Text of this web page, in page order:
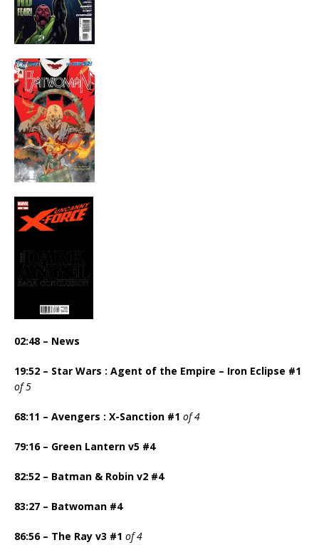
02:48 – News
19:52 – Star Wars : Agent of the Empire – Iron Eclipse #1
of 5
68:11 – Avengers : X-Sanction #1 of 4
79:16 – Green Lantern v5 #4
82:52 – Batman & Robin v2 #4
83:27 – Batwoman #4
86:56 – The Ray v3 #1 of 4